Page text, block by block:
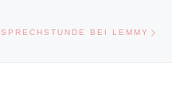
SPRECHSTUNDE BEI LEMMY